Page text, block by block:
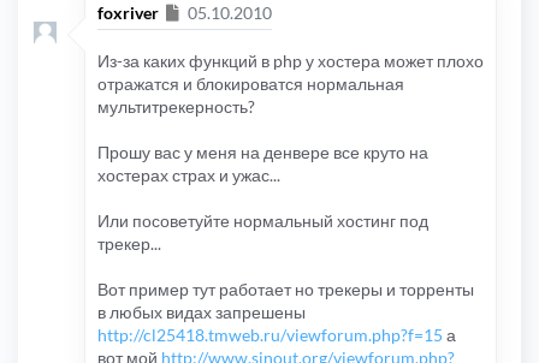
foxriver Сообщение
05.10.2010
Из-за каких функций в php у хостера может плохо
отражатся и блокироватся нормальная
мультитрекерность?
Прошу вас у меня на денвере все круто на
хостерах страх и ужас...
Или посоветуйте нормальный хостинг под
трекер...
Вот пример тут работает но трекеры и торренты
в любых видах запрешены
http://cl25418.tmweb.ru/viewforum.php?f=15 а
вот мой http://www.sinout.org/viewforum.php?